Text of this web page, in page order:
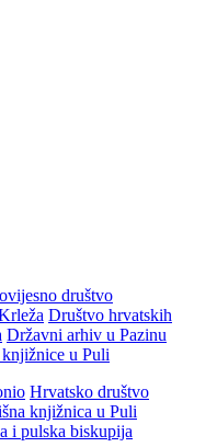
društvo
Društvo hrvatskih
Državni arhiv u Pazinu
u Puli
Hrvatsko društvo
knjižnica u Puli
i pulska biskupija